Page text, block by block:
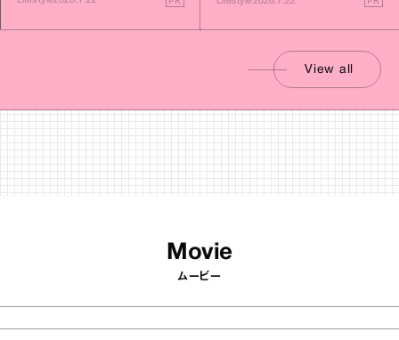
View all
Movie
ムービー